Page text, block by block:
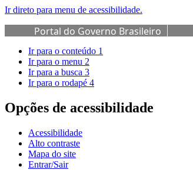
Ir direto para menu de acessibilidade.
Portal do Governo Brasileiro
Ir para o conteúdo 1
Ir para o menu 2
Ir para a busca 3
Ir para o rodapé 4
Opções de acessibilidade
Acessibilidade
Alto contraste
Mapa do site
Entrar/Sair